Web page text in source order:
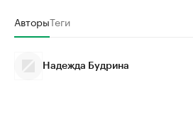
АвторыТеги
Надежда Будрина